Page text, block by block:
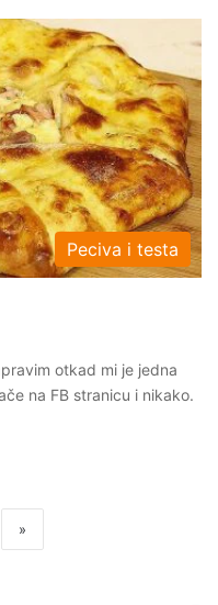
Peciva i testa
otkad mi je jedna
na FB stranicu i nikako.
»